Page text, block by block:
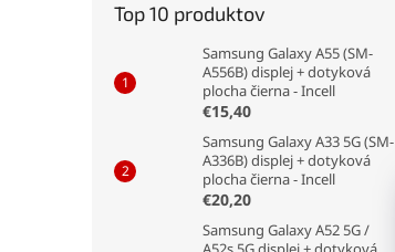
Top 10 produktov
Samsung Galaxy A55 (SM-
A556B) displej + dotyková
plocha čierna - Incell
€15,40
Samsung Galaxy A33 5G (SM-
A336B) displej + dotyková
plocha čierna - Incell
€20,20
Samsung Galaxy A52 5G /